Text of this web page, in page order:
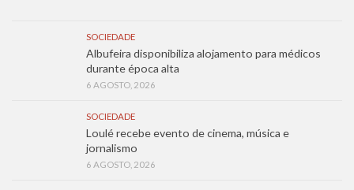
SOCIEDADE
Albufeira disponibiliza alojamento para médicos
durante época alta
6 AGOSTO, 2026
SOCIEDADE
Loulé recebe evento de cinema, música e
jornalismo
6 AGOSTO, 2026